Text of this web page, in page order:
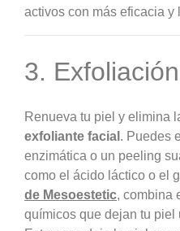
activos con más eficacia y
3.
Renueva tu piel y elimina
exfoliante facial . Puedes
enzimática o un peeling
como el ácido láctico o el
de Mesoestetic, combina
químicos que dejan tu piel